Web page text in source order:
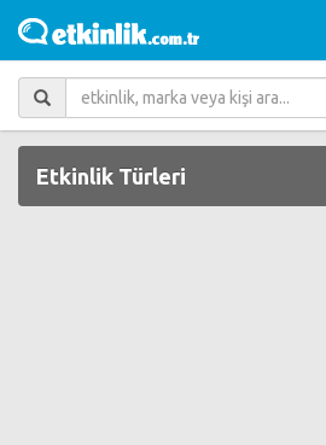
Etkinlik Türleri